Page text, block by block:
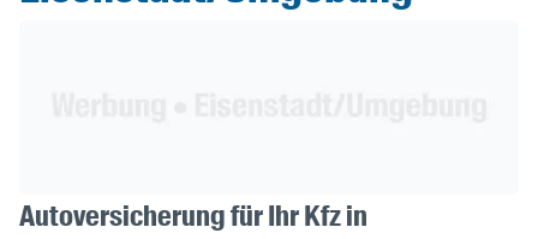
Autoversicherung für Ihr Kfz in